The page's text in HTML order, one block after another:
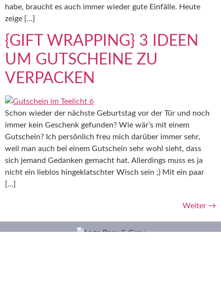
habe, braucht es auch immer wieder gute Einfälle. Heute
zeige […]
{GIFT WRAPPING} 3 IDEEN
UM GUTSCHEINE ZU
VERPACKEN
Schon wieder der nächste Geburtstag vor der Tür und noch
immer kein Geschenk gefunden? Wie wär’s mit einem
Gutschein? Ich persönlich freu mich darüber immer sehr,
weil man auch bei einem Gutschein sehr wohl sieht, dass
sich jemand Gedanken gemacht hat. Allerdings muss es ja
nicht ein lieblos hingeklatschter Wisch sein ;) Mit ein paar
[…]
Weiter →